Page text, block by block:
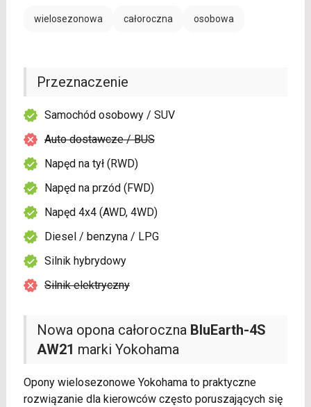
wielosezonowa całoroczna osobowa
Nowa opona całoroczna BluEarth-4S
AW21 marki Yokohama
Opony wielosezonowe Yokohama to praktyczne
rozwiązanie dla kierowców często poruszających się
Przeznaczenie
Samochód osobowy / SUV
Auto dostawcze / BUS
Napęd na tył (RWD)
Napęd na przód (FWD)
Napęd 4x4 (AWD, 4WD)
Diesel / benzyna / LPG
Silnik hybrydowy
Silnik elektryczny